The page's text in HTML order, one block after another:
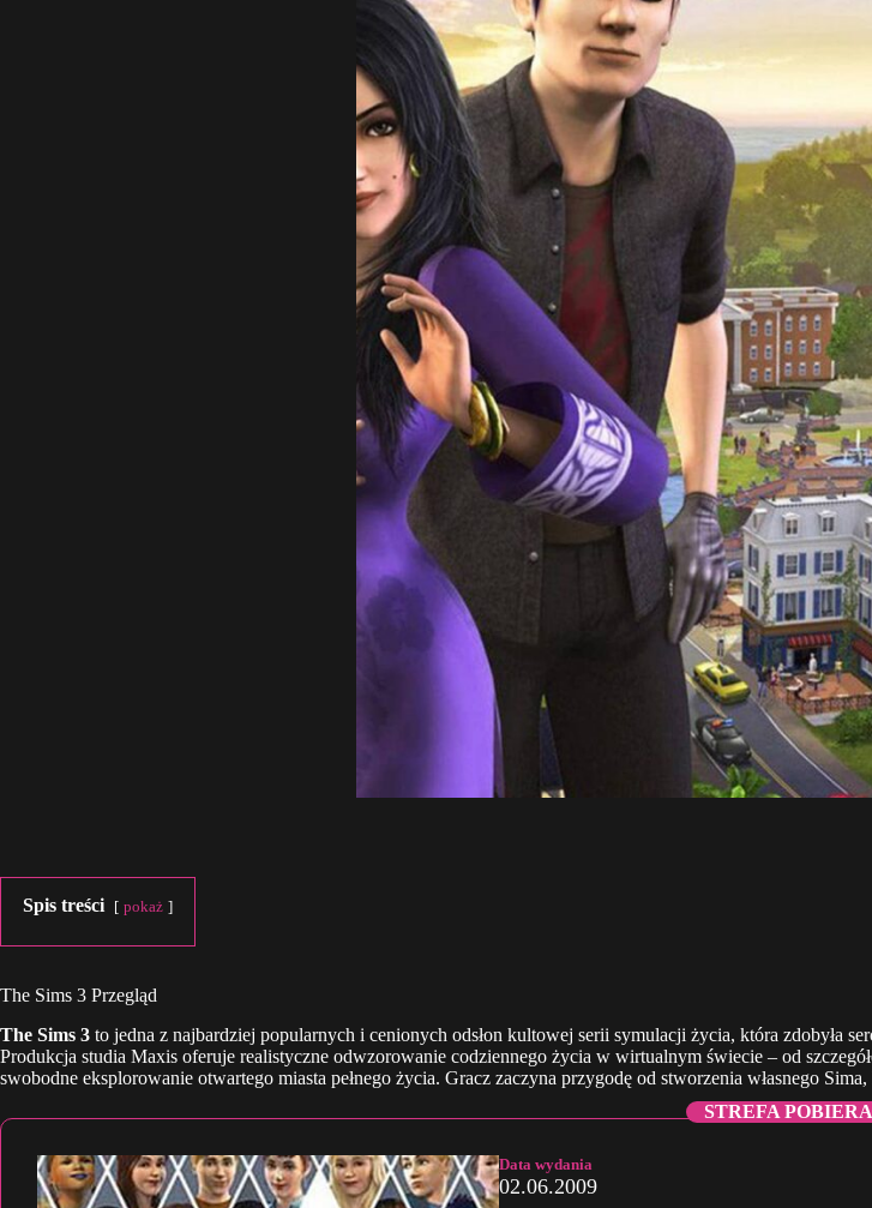
Spis treści pokaż
The Sims 3 Przegląd
The Sims 3 to jedna z najbardziej popularnych i cenionych odsłon kultowej serii symulacji życia, która zdobyła
Produkcja studia Maxis oferuje realistyczne odwzorowanie codziennego życia w wirtualnym świecie – od
swobodne eksplorowanie otwartego miasta pełnego życia. Gracz zaczyna przygodę od stworzenia własnego
STREFA
Data wydania
02.06.2009